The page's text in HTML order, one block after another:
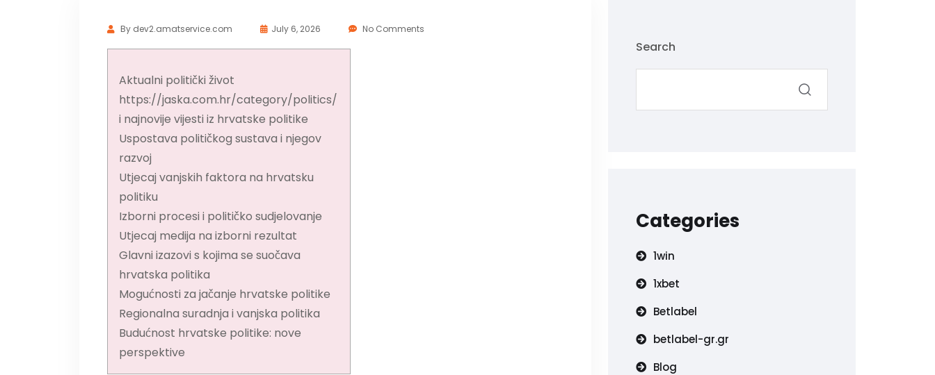
By dev2.amatservice.com July 6, 2026 No Comments
Aktualni politički život
https://jaska.com.hr/category/politics/
i najnovije vijesti iz hrvatske politike
Uspostava političkog sustava i njegov
razvoj
Utjecaj vanjskih faktora na hrvatsku
politiku
Izborni procesi i političko sudjelovanje
Utjecaj medija na izborni rezultat
Glavni izazovi s kojima se suočava
hrvatska politika
Mogućnosti za jačanje hrvatske politike
Regionalna suradnja i vanjska politika
Budućnost hrvatske politike: nove
perspektive
Search
Categories
1win
1xbet
Betlabel
betlabel-gr.gr
Blog